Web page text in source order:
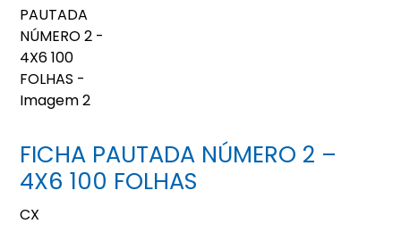
FICHA PAUTADA NÚMERO 2 –
4X6 100 FOLHAS
CX